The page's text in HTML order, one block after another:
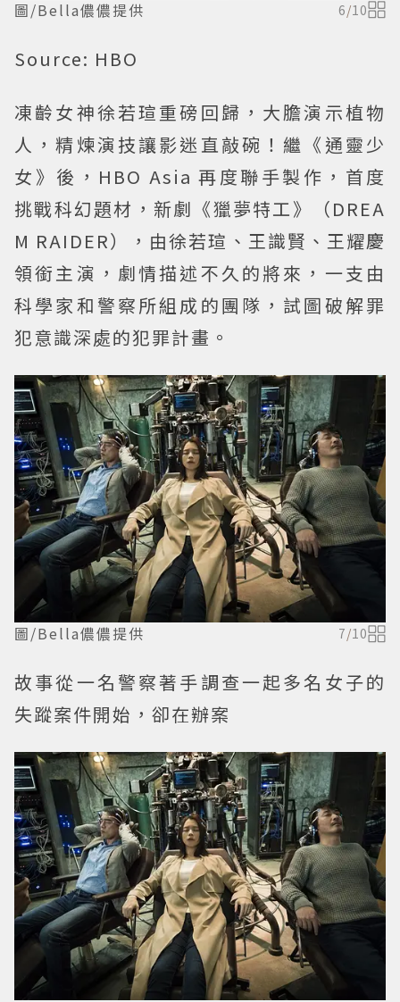
圖/Bella儂儂提供 6/10
Source: HBO
凍齡女神徐若瑄重磅回歸，大膽演示植物
人，精煉演技讓影迷直敲碗！繼《通靈少
女》後，HBO Asia 再度聯手製作，首度
挑戰科幻題材，新劇《獵夢特工》（DREA
M RAIDER），由徐若瑄、王識賢、王耀慶
領銜主演，劇情描述不久的將來，一支由
科學家和警察所組成的團隊，試圖破解罪
犯意識深處的犯罪計畫。
圖/Bella儂儂提供 7/10
故事從一名警察著手調查一起多名女子的
失蹤案件開始，卻在辦案